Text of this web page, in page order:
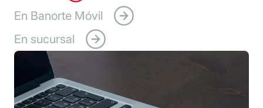
En Banorte Móvil
En sucursal